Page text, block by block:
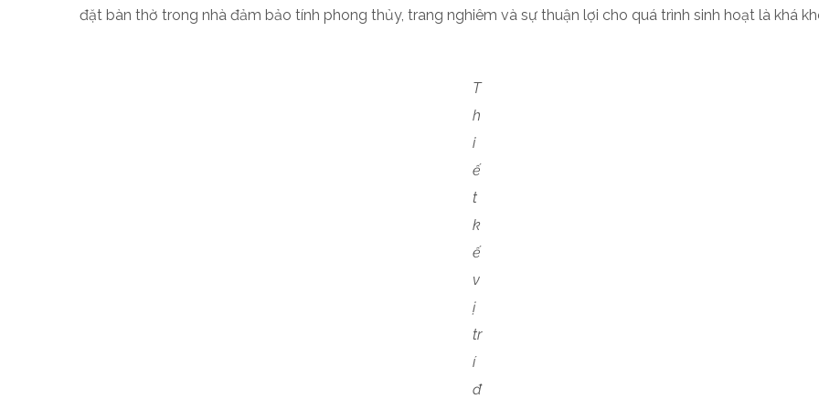
đặt bàn thờ trong nhà đảm bảo tính phong thủy, trang nghiêm và sự thuận lợi cho quá trình sinh hoạt là khá
T
h
i
ế
t
k
ế
v
ị
tr
í
đ